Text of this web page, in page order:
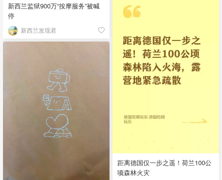
新西兰监狱900万“按摩服务”被喊
停
新西兰发现君
距离德国仅一步之遥！荷兰100公
顷森林火灾